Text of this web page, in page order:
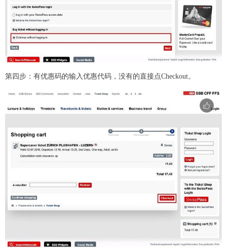
第四步：有优惠码的输入优惠代码，没有的直接点Checkout。